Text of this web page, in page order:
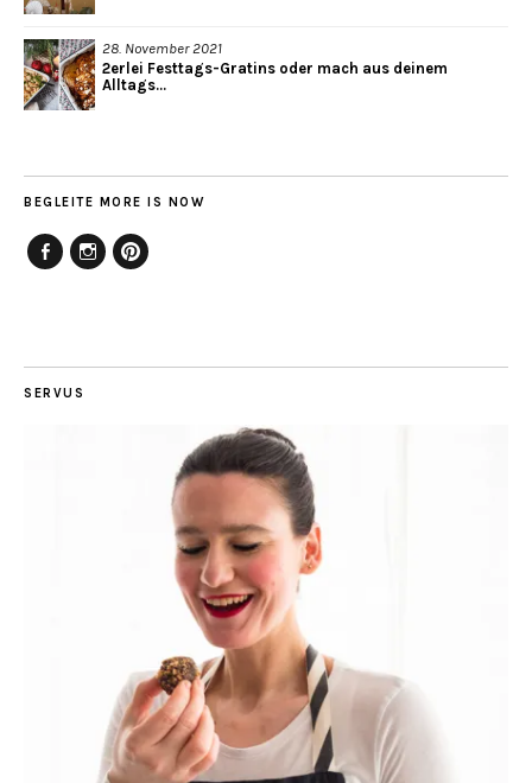
28. November 2021
2erlei Festtags-Gratins oder mach aus deinem
Alltags...
BEGLEITE MORE IS NOW
SERVUS